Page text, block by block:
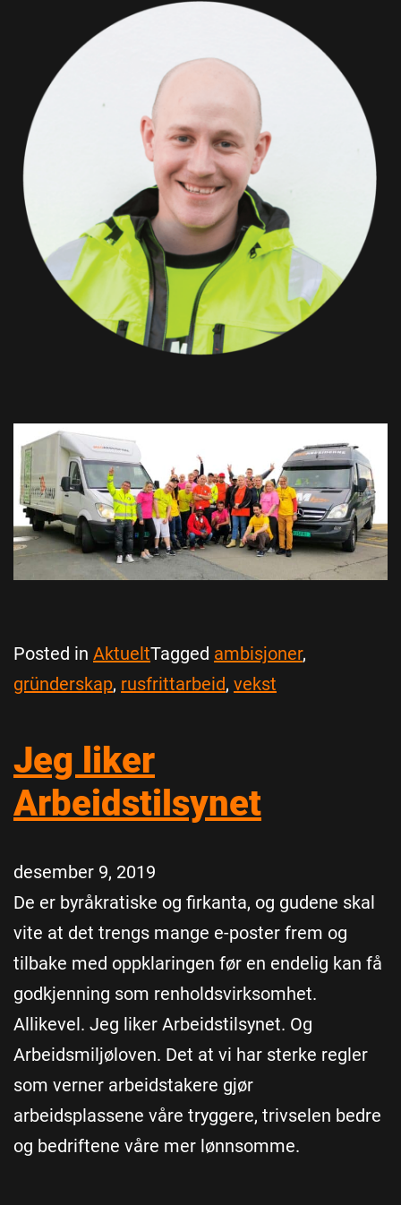
Posted in AktueltTagged ambisjoner,
gründerskap, rusfrittarbeid, vekst
Jeg liker
Arbeidstilsynet
desember 9, 2019
De er byråkratiske og firkanta, og gudene skal
vite at det trengs mange e-poster frem og
tilbake med oppklaringen før en endelig kan få
godkjenning som renholdsvirksomhet.
Allikevel. Jeg liker Arbeidstilsynet. Og
Arbeidsmiljøloven. Det at vi har sterke regler
som verner arbeidstakere gjør
arbeidsplassene våre tryggere, trivselen bedre
og bedriftene våre mer lønnsomme.